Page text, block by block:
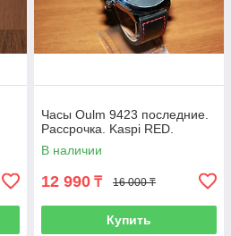
Часы Oulm 9423 последние.
Рассрочка. Kaspi RED.
В наличии
12 990 ₸ 16 000 ₸
Купить